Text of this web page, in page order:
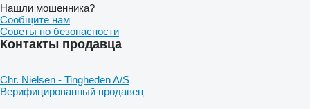
Нашли мошенника?
Сообщите нам
Советы по безопасности
Контакты продавца
Chr. Nielsen - Tingheden A/S
Верифицированный продавец